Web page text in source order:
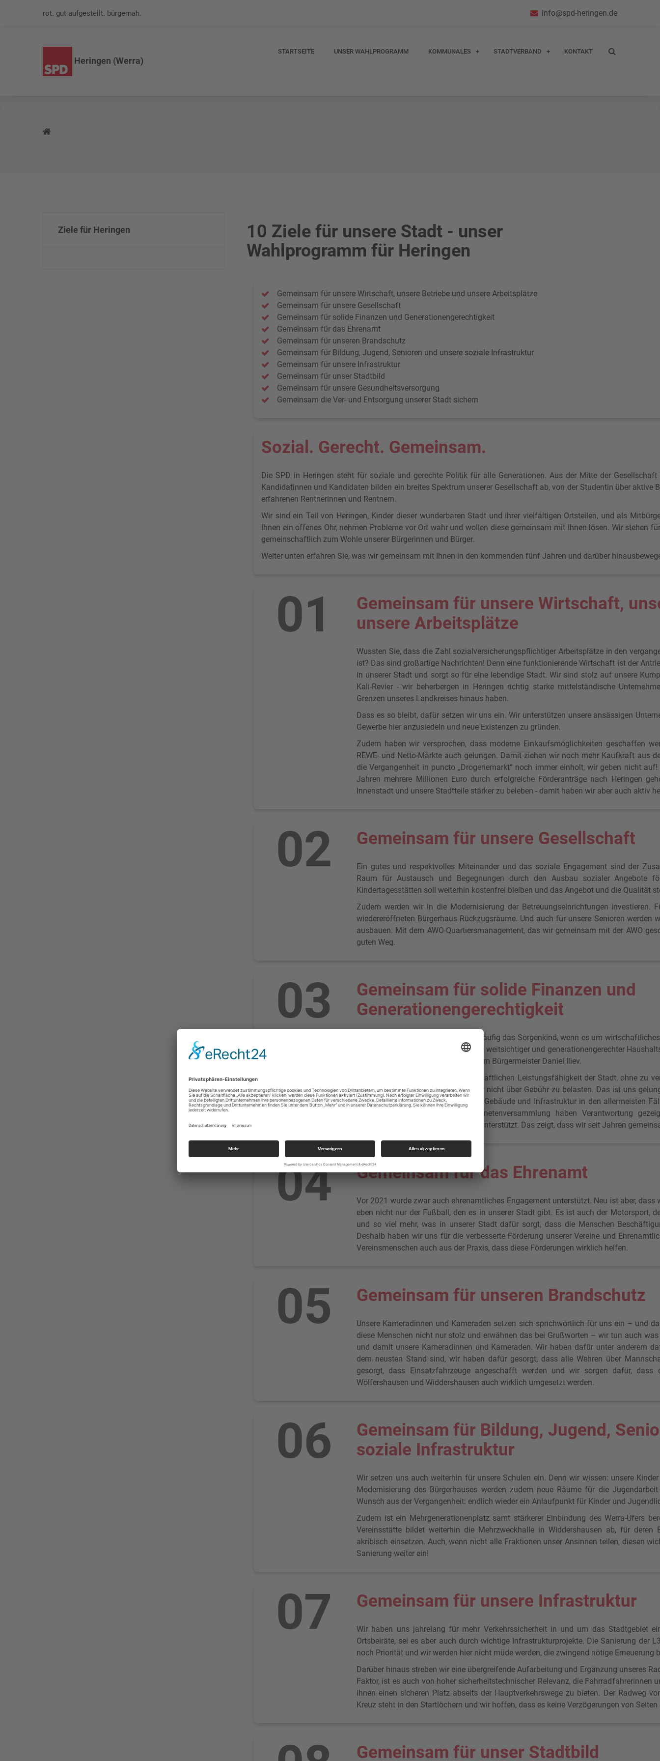
rot. gut aufgestellt. bürgernah. info@spd-heringen.de
Heringen (Werra)
STARTSEITE UNSER WAHLPROGRAMM KOMMUNALES STADTVERBAND KONTAKT
10 Ziele für unsere Stadt - unser
Wahlprogramm für Heringen
Gemeinsam für unsere Wirtschaft, unsere Betriebe und unsere Arbeitsplätze
Gemeinsam für unsere Gesellschaft
Gemeinsam für solide Finanzen und Generationengerechtigkeit
Gemeinsam für das Ehrenamt
Gemeinsam für unseren Brandschutz
Gemeinsam für Bildung, Jugend, Senioren und unsere soziale Infrastruktur
Gemeinsam für unsere Infrastruktur
Gemeinsam für unser Stadtbild
Gemeinsam für unsere Gesundheitsversorgung
Gemeinsam die Ver- und Entsorgung unserer Stadt sichern
Sozial. Gerecht. Gemeinsam.
Die SPD in Heringen steht für soziale und gerechte Politik für alle Generationen. Aus der Mitte der
Kandidatinnen und Kandidaten bilden ein breites Spektrum unserer Gesellschaft ab, von der Studentin über aktive
erfahrenen Rentnerinnen und Rentnern.
Wir sind ein Teil von Heringen, Kinder dieser wunderbaren Stadt und ihrer vielfältigen Ortsteilen, und als
Ihnen ein offenes Ohr, nehmen Probleme vor Ort wahr und wollen diese gemeinsam mit Ihnen lösen. Wir stehen
gemeinschaftlich zum Wohle unserer Bürgerinnen und Bürger.
Weiter unten erfahren Sie, was wir gemeinsam mit Ihnen in den kommenden fünf Jahren und darüber
01
Gemeinsam für unsere Wirtschaft,
unsere Arbeitsplätze
Wussten Sie, dass die Zahl sozialversicherungspflichtiger Arbeitsplätze in den
ist? Das sind großartige Nachrichten! Denn eine funktionierende Wirtschaft ist der
in unserer Stadt und sorgt so für eine lebendige Stadt. Wir sind stolz auf unsere
Kali-Revier - wir beherbergen in Heringen richtig starke mittelständische
Grenzen unseres Landkreises hinaus haben.
Dass es so bleibt, dafür setzen wir uns ein. Wir unterstützen unsere ansässigen
Gewerbe hier anzusiedeln und neue Existenzen zu gründen.
Zudem haben wir versprochen, dass moderne Einkaufsmöglichkeiten geschaffen
REWE- und Netto-Märkte auch gelungen. Damit ziehen wir noch mehr Kaufkraft aus
die Vergangenheit in puncto „Drogeriemarkt“ noch immer einholt, wir geben nicht
Jahren mehrere Millionen Euro durch erfolgreiche Förderanträge nach Heringen
Innenstadt und unsere Stadtteile stärker zu beleben - damit haben wir aber auch aktiv
02 Gemeinsam für unsere Gesellschaft
Ein gutes und respektvolles Miteinander und das soziale Engagement sind der
Raum für Austausch und Begegnungen durch den Ausbau sozialer Angebote
Kindertagesstätten soll weiterhin kostenfrei bleiben und das Angebot und die Qualität
Zudem werden wir in die Modernisierung der Betreuungseinrichtungen
wiedereröffneten Bürgerhaus Rückzugsräume. Und auch für unsere Senioren werden
ausbauen. Mit dem AWO-Quartiersmanagement, das wir gemeinsam mit der AWO
guten Weg.
03
Gemeinsam für solide Finanzen und
Generationengerechtigkeit
Heringen war in der Vergangenheit häufig das Sorgenkind, wenn es um
hat sich grundlegend geändert: dank weitsichtiger und generationengerechter
dank des Einsatzes des Magistrats um Bürgermeister Daniel Iliev.
Immer lag der Fokus auf der wirtschaftlichen Leistungsfähigkeit der Stadt, ohne zu
dennoch die Bürgerinnen und Bürger nicht über Gebühr zu belasten. Das ist uns
2021 oder auch die Investitionen in Gebäude und Infrastruktur in den allermeisten
Alle Fraktionen in der Stadtverordnetenversammlung haben Verantwortung
Bürgermeisters und der Verwaltung unterstützt. Das zeigt, dass wir seit Jahren
04 Gemeinsam für das Ehrenamt
Vor 2021 wurde zwar auch ehrenamtliches Engagement unterstützt. Neu ist aber,
eben nicht nur der Fußball, den es in unserer Stadt gibt. Es ist auch der Motorsport,
und so viel mehr, was in unserer Stadt dafür sorgt, dass die Menschen
Deshalb haben wir uns für die verbesserte Förderung unserer Vereine und
Vereinsmenschen auch aus der Praxis, dass diese Förderungen wirklich helfen.
05 Gemeinsam für unseren Brandschutz
Unsere Kameradinnen und Kameraden setzen sich sprichwörtlich für uns ein – und
diese Menschen nicht nur stolz und erwähnen das bei Grußworten – wir tun auch
und damit unsere Kameradinnen und Kameraden. Wir haben dafür unter anderem
dem neusten Stand sind, wir haben dafür gesorgt, dass alle Wehren über
gesorgt, dass Einsatzfahrzeuge angeschafft werden und wir sorgen dafür,
Wölfershausen und Widdershausen auch wirklich umgesetzt werden.
06
Gemeinsam für Bildung, Jugend,
soziale Infrastruktur
Wir setzen uns auch weiterhin für unsere Schulen ein. Denn wir wissen: unsere
Modernisierung des Bürgerhauses werden zudem neue Räume für die
Wunsch aus der Vergangenheit: endlich wieder ein Anlaufpunkt für Kinder und
Zudem ist ein Mehrgenerationenplatz samt stärkerer Einbindung des Werra-Ufers
Vereinsstätte bildet weiterhin die Mehrzweckhalle in Widdershausen ab, für
akribisch einsetzen. Auch, wenn nicht alle Fraktionen unser Ansinnen teilen, diesen
Sanierung weiter ein!
07 Gemeinsam für unsere Infrastruktur
Wir haben uns jahrelang für mehr Verkehrssicherheit in und um das Stadtgebiet
Ortsbeiräte, sei es aber auch durch wichtige Infrastrukturprojekte. Die Sanierung der
noch Priorität und wir werden hier nicht müde werden, die zwingend nötige Erneuerung
Darüber hinaus streben wir eine übergreifende Aufarbeitung und Ergänzung unseres
Faktor, ist es auch von hoher sicherheitstechnischer Relevanz, die Fahrradfahrerinnen
ihnen einen sicheren Platz abseits der Hauptverkehrswege zu bieten. Der Radweg
Kreuz steht in den Startlöchern und wir hoffen, dass es keine Verzögerungen von
Gemeinsam für unser Stadtbild
Ziele für Heringen